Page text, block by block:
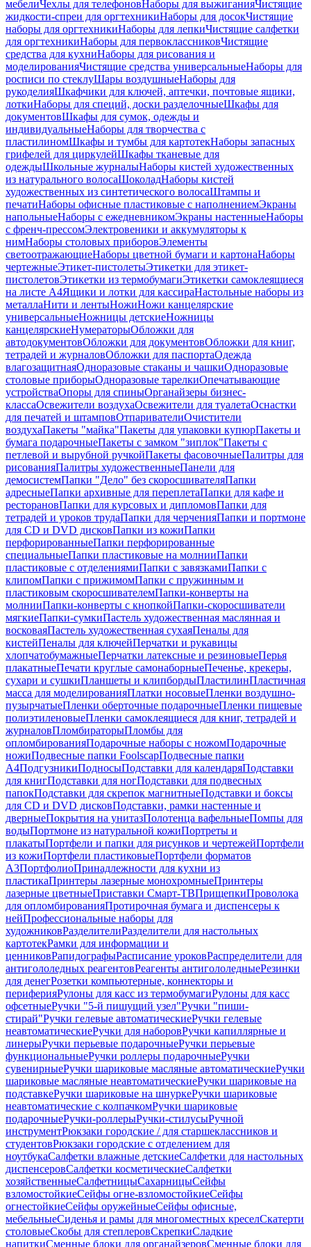
мебелиЧехлы для телефоновНаборы для выжиганияЧистящие
жидкости-спреи для оргтехникиНаборы для досокЧистящие
наборы для оргтехникиНаборы для лепкиЧистящие салфетки
для оргтехникиНаборы для первоклассниковЧистящие
средства для кухниНаборы для рисования и
моделированияЧистящие средства универсальныеНаборы для
росписи по стеклуШары воздушныеНаборы для
рукоделияШкафчики для ключей, аптечки, почтовые ящики,
лоткиНаборы для специй, доски разделочныеШкафы для
документовШкафы для сумок, одежды и
индивидуальныеНаборы для творчества с
пластилиномШкафы и тумбы для картотекНаборы запасных
грифелей для циркулейШкафы тканевые для
одеждыШкольные журналыНаборы кистей художественных
из натурального волосаШоколадНаборы кистей
художественных из синтетического волосаШтампы и
печатиНаборы офисные пластиковые с наполнениемЭкраны
напольныеНаборы с ежедневникомЭкраны настенныеНаборы
с френч-прессомЭлектровеники и аккумуляторы к
нимНаборы столовых приборовЭлементы
светоотражающиеНаборы цветной бумаги и картонаНаборы
чертежныеЭтикет-пистолетыЭтикетки для этикет-
пистолетовЭтикетки из термобумагиЭтикетки самоклеящиеся
на листе А4Ящики и лотки для кассираНастольные наборы из
металлаНити и лентыНожиНожи канцелярские
универсальныеНожницы детскиеНожницы
канцелярскиеНумераторыОбложки для
автодокументовОбложки для документовОбложки для книг,
тетрадей и журналовОбложки для паспортаОдежда
влагозащитнаяОдноразовые стаканы и чашкиОдноразовые
столовые приборыОдноразовые тарелкиОпечатывающие
устройстваОпоры для спиныОрганайзеры бизнес-
классаОсвежители воздухаОсвежители для туалетаОснастки
для печатей и штамповОтпаривателиОчистители
воздухаПакеты "майка"Пакеты для упаковки купюрПакеты и
бумага подарочныеПакеты с замком "зиплок"Пакеты с
петлевой и вырубной ручкойПакеты фасовочныеПалитры для
рисованияПалитры художественныеПанели для
демосистемПапки "Дело" без скоросшивателяПапки
адресныеПапки архивные для переплетаПапки для кафе и
ресторановПапки для курсовых и дипломовПапки для
тетрадей и уроков трудаПапки для черченияПапки и портмоне
для CD и DVD дисковПапки из кожиПапки
перфорированныеПапки перфорированные
специальныеПапки пластиковые на молнииПапки
пластиковые с отделениямиПапки с завязкамиПапки с
клипомПапки с прижимомПапки с пружинным и
пластиковым скоросшивателемПапки-конверты на
молнииПапки-конверты с кнопкойПапки-скоросшиватели
мягкиеПапки-сумкиПастель художественная маслянная и
восковаяПастель художественная сухаяПеналы для
кистейПеналы для ключейПерчатки и рукавицы
хлопчатобумажныеПерчатки латексные и резиновыеПерья
плакатныеПечати круглые самонаборныеПеченье, крекеры,
сухари и сушкиПланшеты и клипбордыПластилинПластичная
масса для моделированияПлатки носовыеПленки воздушно-
пузырчатыеПленки оберточные подарочныеПленки пищевые
полиэтиленовыеПленки самоклеящиеся для книг, тетрадей и
журналовПломбираторыПломбы для
опломбированияПодарочные наборы с ножомПодарочные
ножиПодвесные папки FoolscapПодвесные папки
А4ПодгузникиПодносыПодставки для календаряПодставки
для книгПодставки для ногПодставки для подвесных
папокПодставки для скрепок магнитныеПодставки и боксы
для CD и DVD дисковПодставки, рамки настенные и
дверныеПокрытия на унитазПолотенца вафельныеПомпы для
водыПортмоне из натуральной кожиПортреты и
плакатыПортфели и папки для рисунков и чертежейПортфели
из кожиПортфели пластиковыеПортфели форматов
А3ПортфолиоПринадлежности для кухни из
пластикаПринтеры лазерные монохромныеПринтеры
лазерные цветныеПриставки Смарт-ТВПрищепкиПроволока
для опломбированияПротирочная бумага и диспенсеры к
нейПрофессиональные наборы для
художниковРазделителиРазделители для настольных
картотекРамки для информации и
ценниковРапидографыРасписание уроковРаспределители для
антигололедных реагентовРеагенты антигололедныеРезинки
для денегРозетки компьютерные, коннекторы и
периферияРулоны для касс из термобумагиРулоны для касс
офсетныеРучки "5-й пишущий узел"Ручки "пиши-
стирай"Ручки гелевые автоматическиеРучки гелевые
неавтоматическиеРучки для наборовРучки капиллярные и
линерыРучки перьевые подарочныеРучки перьевые
функциональныеРучки роллеры подарочныеРучки
сувенирныеРучки шариковые масляные автоматическиеРучки
шариковые масляные неавтоматическиеРучки шариковые на
подставкеРучки шариковые на шнуркеРучки шариковые
неавтоматические с колпачкомРучки шариковые
подарочныеРучки-роллерыРучки-стилусыРучной
инструментРюкзаки городские / для старшеклассников и
студентовРюкзаки городские с отделением для
ноутбукаСалфетки влажные детскиеСалфетки для настольных
диспенсеровСалфетки косметическиеСалфетки
хозяйственныеСалфетницыСахарницыСейфы
взломостойкиеСейфы огне-взломостойкиеСейфы
огнестойкиеСейфы оружейныеСейфы офисные,
мебельныеСиденья и рамы для многоместных креселСкатерти
столовыеСкобы для степлеровСкрепкиСладкие
напиткиСменные блоки для органайзеровСменные блоки для